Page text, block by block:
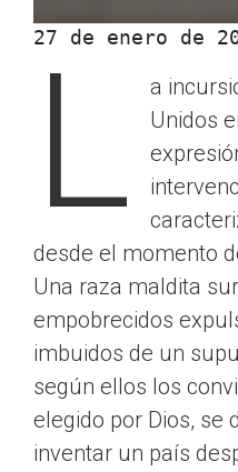
27 de enero de
L
a
Unidos
desde el momento
Una raza maldita
empobrecidos
imbuidos de un
según ellos los
elegido por Dios, se
inventar un país